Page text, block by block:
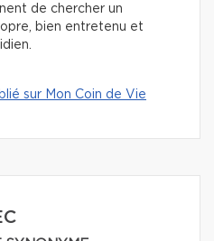
de chercher un
bien entretenu et
sur Mon Coin de Vie